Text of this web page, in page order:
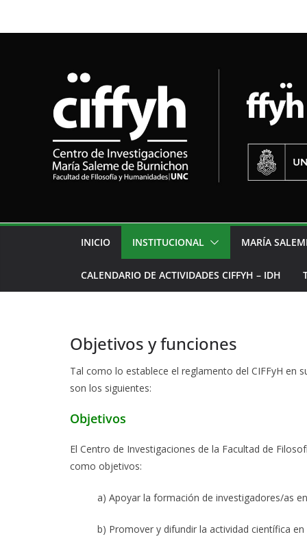
INICIO INSTITUCIONAL MARÍA
CALENDARIO DE ACTIVIDADES CIFFYH – IDH
Objetivos y funciones
Tal como lo establece el reglamento del CIFFyH en
son los siguientes:
Objetivos
El Centro de Investigaciones de la Facultad de
como objetivos:
a) Apoyar la formación de investigadores/as
b) Promover y difundir la actividad científica